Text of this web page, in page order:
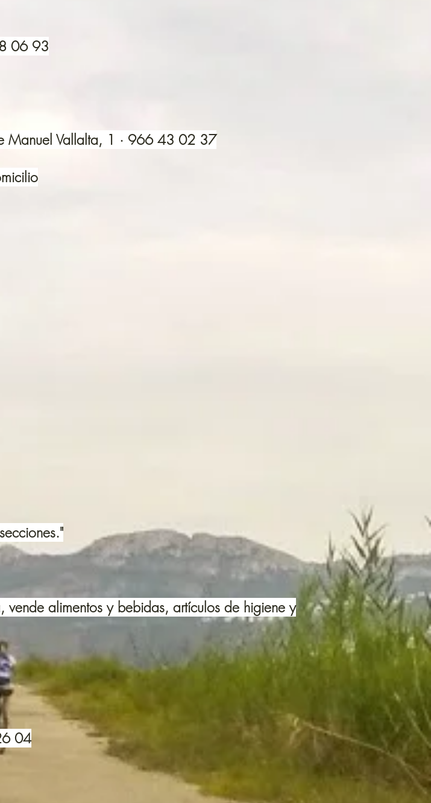
06 93
Manuel Vallalta, 1 · 966 43 02 37
alimentos y bebidas, artículos de higiene y
04